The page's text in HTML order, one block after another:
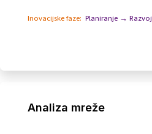
Inovacijske faze: Planiranje → Razvoj
Analiza mreže